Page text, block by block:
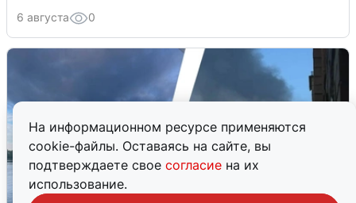
На информационном ресурсе применяются
cookie-файлы. Оставаясь на сайте, вы
подтверждаете свое согласие на их
использование.
6 августа 0